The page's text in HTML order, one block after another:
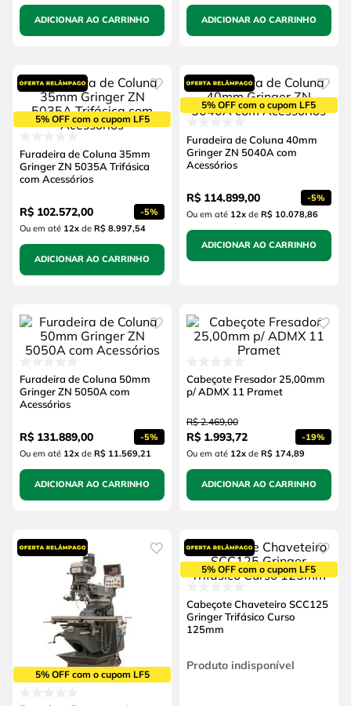
ADICIONAR AO CARRINHO ADICIONAR AO CARRINHO
5% OFF com o cupom LF5
Furadeira de Coluna 35mm
Gringer ZN 5035A Trifásica
com Acessórios
R$ 102.572,00 -5%
Ou em até 12xde R$ 8.997,54
ADICIONAR AO CARRINHO
5% OFF com o cupom LF5
Furadeira de Coluna 40mm
Gringer ZN 5040A com
Acessórios
R$ 114.899,00 -5%
Ou em até 12xde R$ 10.078,86
ADICIONAR AO CARRINHO
Furadeira de Coluna 50mm
Gringer ZN 5050A com
Acessórios
R$ 131.889,00 -5%
Ou em até 12xde R$ 11.569,21
ADICIONAR AO CARRINHO
Cabeçote Fresador 25,00mm
p/ ADMX 11 Pramet
R$ 2.469,00
R$ 1.993,72 -19%
Ou em até 12xde R$ 174,89
ADICIONAR AO CARRINHO
5% OFF com o cupom LF5
5% OFF com o cupom LF5
Cabeçote Chaveteiro SCC125
Gringer Trifásico Curso
125mm
Produto indisponível